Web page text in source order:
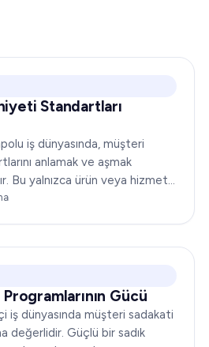
Standartları
iş dünyasında, müşteri
anlamak ve aşmak
Bu yalnızca ürün veya hizmet
Gücü
iş dünyasında müşteri sadakati
değerlidir. Güçlü bir sadık